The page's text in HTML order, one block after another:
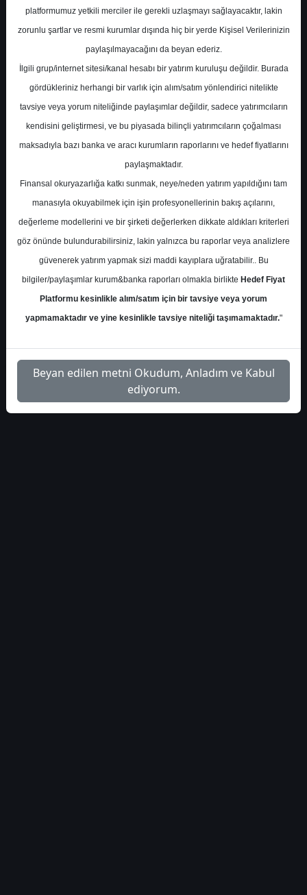
Deniz Yatırım Vestel Elektronik için hedef
fiyatını 90,0 TL'den 80,0 TL'ye düşürdü,
tavsiyesini 'TUT' olarak korudu.
S.No Dosya Adı İndir
1
deniz-yatirim-vestl-hedef-
fiyat-5540493
İlgili
Dosyayı İndir
platformumuz yetkili merciler ile gerekli uzlaşmayı sağlayacaktır, lakin
zorunlu şartlar ve resmi kurumlar dışında hiç bir yerde Kişisel Verilerinizin
paylaşılmayacağını da beyan ederiz.
İlgili grup/internet sitesi/kanal hesabı bir yatırım kuruluşu değildir. Burada
gördükleriniz herhangi bir varlık için alım/satım yönlendirici nitelikte
tavsiye veya yorum niteliğinde paylaşımlar değildir, sadece yatırımcıların
kendisini geliştirmesi, ve bu piyasada bilinçli yatırımcıların çoğalması
maksadıyla bazı banka ve aracı kurumların raporlarını ve hedef fiyatlarını
paylaşmaktadır.
Finansal okuryazarlığa katkı sunmak, neye/neden yatırım yapıldığını tam
manasıyla okuyabilmek için işin profesyonellerinin bakış açılarını,
değerleme modellerini ve bir şirketi değerlerken dikkate aldıkları kriterleri
göz önünde bulundurabilirsiniz, lakin yalnızca bu raporlar veya analizlere
güvenerek yatırım yapmak sizi maddi kayıplara uğratabilir.. Bu
bilgiler/paylaşımlar kurum&banka raporları olmakla birlikte Hedef Fiyat
Platformu kesinlikle alım/satım için bir tavsiye veya yorum
yapmamaktadır ve yine kesinlikle tavsiye niteliği taşımamaktadır."
Beyan edilen metni Okudum, Anladım ve Kabul
ediyorum.